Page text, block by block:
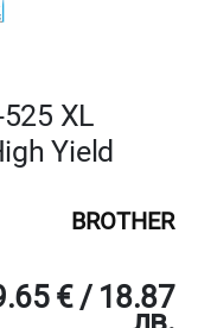
XL
Yield
BROTHER
€ / 18.87
лв.